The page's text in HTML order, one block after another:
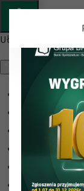
Ułatwienia dostępu
Ciemny
Jasny
Niskie
Wysokie